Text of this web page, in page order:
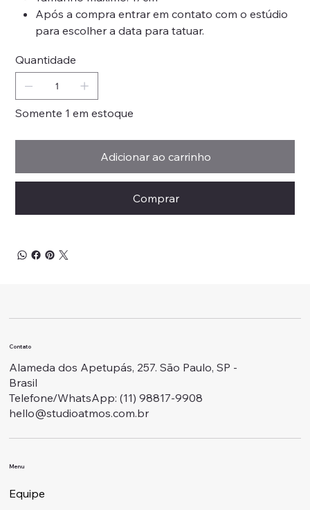
Após a compra entrar em contato com o estúdio
para escolher a data para tatuar.
Quantidade
Somente 1 em estoque
Adicionar ao carrinho
Comprar
Contato
Alameda dos Apetupás, 257. São Paulo, SP -
Brasil
Telefone/WhatsApp: ‭(11) 98817-9908
hello@studioatmos.com.br
Menu
Equipe